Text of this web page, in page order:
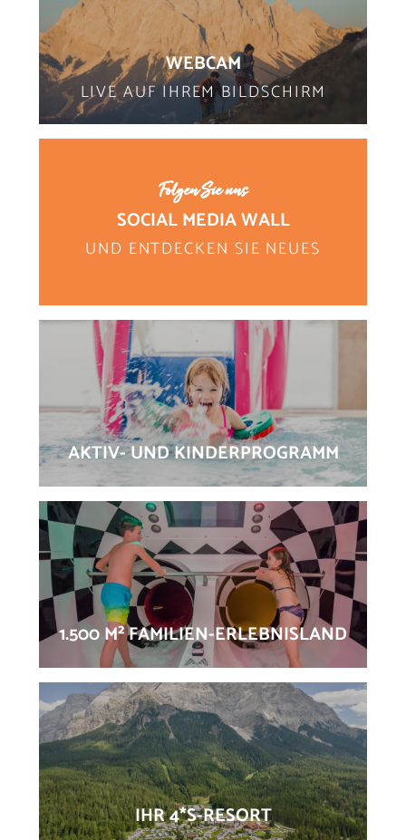
WEBCAM
LIVE AUF IHREM BILDSCHIRM
Folgen Sie uns
SOCIAL MEDIA WALL
UND ENTDECKEN SIE NEUES
AKTIV- UND KINDERPROGRAMM
1.500 M² FAMILIEN-ERLEBNISLAND
IHR 4*S-RESORT